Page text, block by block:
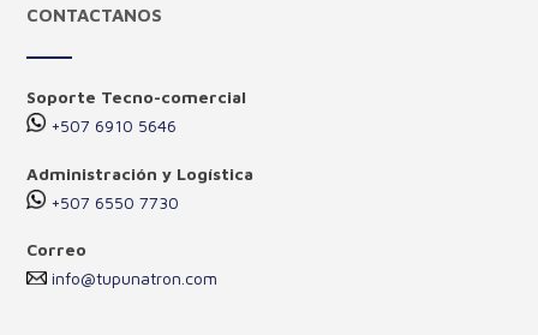
CONTACTANOS
Soporte Tecno-comercial
+507 6910 5646
Administración y Logística
+507 6550 7730
Correo
info@tupunatron.com